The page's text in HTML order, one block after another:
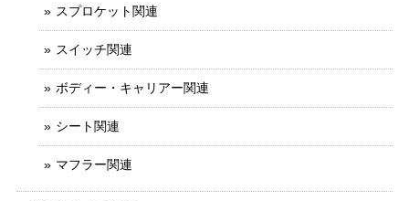
スプロケット関連
スイッチ関連
ボディー・キャリアー関連
シート関連
マフラー関連